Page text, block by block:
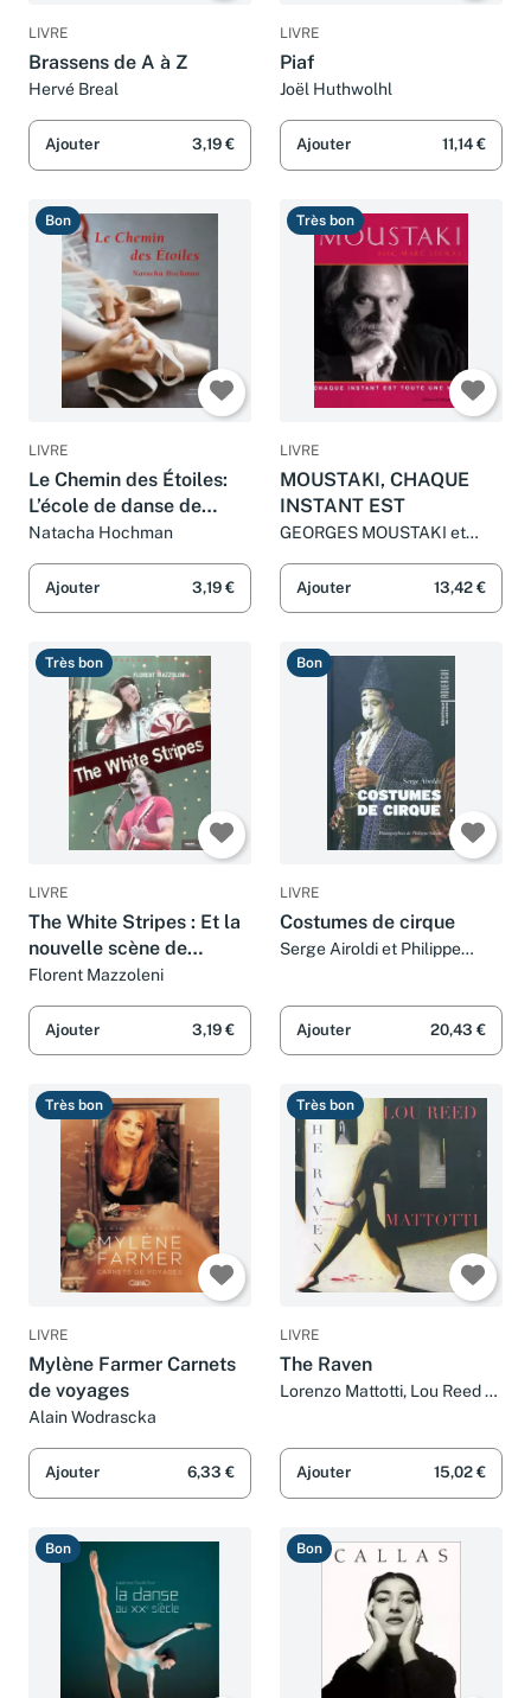
LIVRE
Brassens de A à Z
Hervé Breal
Ajouter 3,19 €
LIVRE
Piaf
Joël Huthwolhl
Ajouter 11,14 €
Bon
LIVRE
Le Chemin des Étoiles:
L’école de danse de
l’Opéra de Paris
Natacha Hochman
Ajouter 3,19 €
Très bon
LIVRE
MOUSTAKI, CHAQUE
INSTANT EST
GEORGES MOUSTAKI et
Ajouter 13,42 €
Très bon
LIVRE
The White Stripes : Et la
nouvelle scène de
Detroit
Florent Mazzoleni
Ajouter 3,19 €
Bon
LIVRE
Costumes de cirque
Serge Airoldi et Philippe
Ajouter 20,43 €
Très bon
LIVRE
Mylène Farmer Carnets
de voyages
Alain Wodrascka
Ajouter 6,33 €
Très bon
LIVRE
The Raven
Lorenzo Mattotti, Lou Reed et
Ajouter 15,02 €
Bon Bon